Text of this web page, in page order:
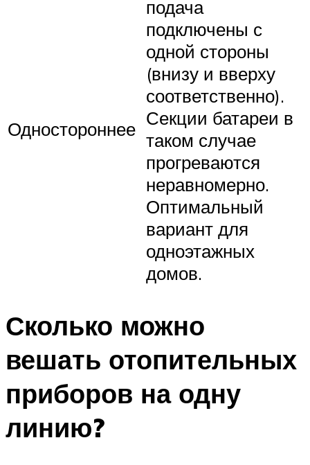
Одностороннее
подача
подключены с
одной стороны
(внизу и вверху
соответственно).
Секции батареи в
таком случае
прогреваются
неравномерно.
Оптимальный
вариант для
одноэтажных
домов.
Сколько можно
вешать отопительных
приборов на одну
линию?